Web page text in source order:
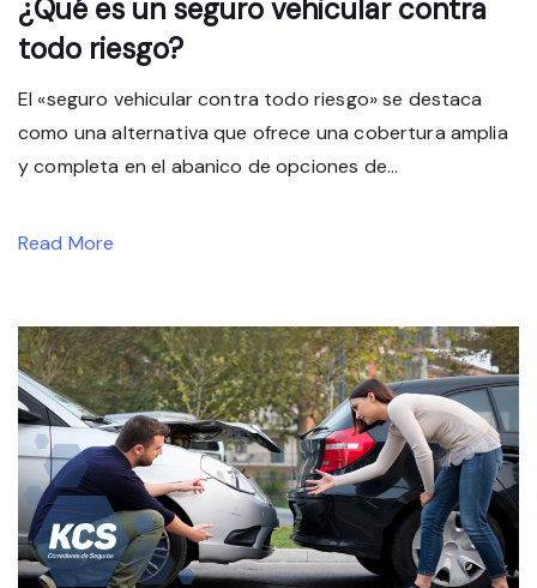
¿Qué es un seguro vehicular contra
todo riesgo?
El «seguro vehicular contra todo riesgo» se destaca
como una alternativa que ofrece una cobertura amplia
y completa en el abanico de opciones de...
Read More